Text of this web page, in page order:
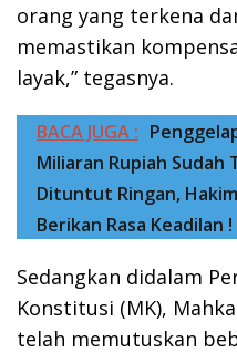
orang yang terkena
memastikan
layak,” tegasnya.
BACA JUGA :
Miliaran Rupiah Sudah
Dituntut Ringan,
Berikan Rasa Keadilan !
Sedangkan didalam
Konstitusi (MK),
telah memutuskan